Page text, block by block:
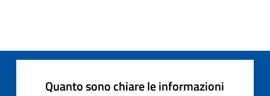
Quanto sono chiare le informazioni